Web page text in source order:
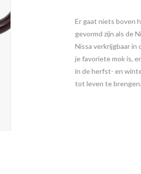
Er gaat niets boven
gevormd zijn als de
Nissa verkrijgbaar in
je favoriete mok is,
in de herfst- en
tot leven te brengen.